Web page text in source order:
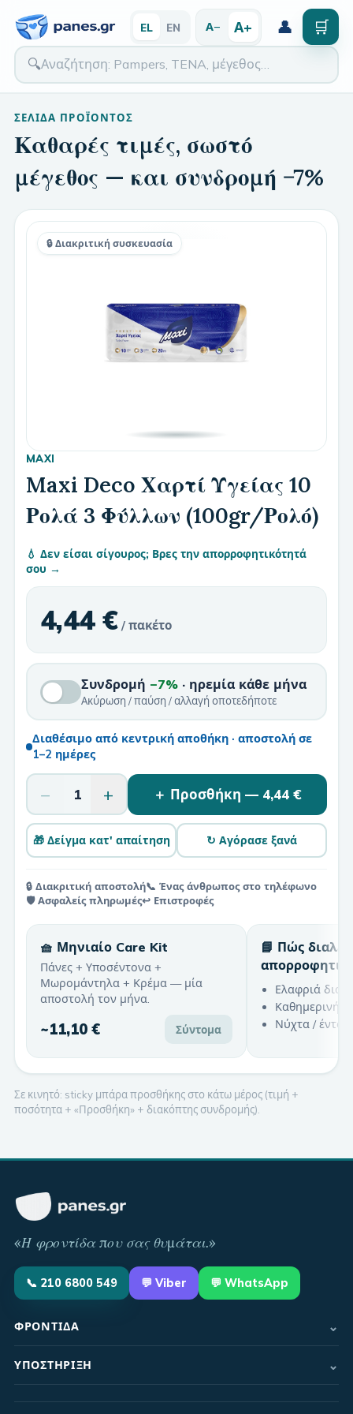
🔍
EL EN Α− Α+ 👤 🛒
ΣΕΛΊΔΑ ΠΡΟΪΌΝΤΟΣ
Καθαρές τιμές, σωστό
μέγεθος — και συνδρομή −7%
🔒 Διακριτική συσκευασία
MAXI
Maxi Deco Χαρτί Υγείας 10
Ρολά 3 Φύλλων (100gr/Ρολό)
💧 Δεν είσαι σίγουρος; Βρες την απορροφητικότητά
σου →
4,44 € / πακέτο
Συνδρομή −7%· ηρεμία κάθε μήνα
Ακύρωση / παύση / αλλαγή οποτεδήποτε
Διαθέσιμο από κεντρική αποθήκη · αποστολή σε
1–2 ημέρες
− 1 + ＋ Προσθήκη — 4,44 €
🎁 Δείγμα κατ' απαίτηση ↻ Αγόρασε ξανά
🔒 Διακριτική αποστολή📞 Ένας άνθρωπος στο τηλέφωνο
🛡️ Ασφαλείς πληρωμές↩️ Επιστροφές
🧺 Μηνιαίο Care Kit
Πάνες + Υποσέντονα +
Μωρομάντηλα + Κρέμα — μία
αποστολή τον μήνα.
~11,10 € Σύντομα
📘 Πώς
Ελαφριά
Καθημερινή
Νύχτα /
Σε κινητό: sticky μπάρα προσθήκης στο κάτω μέρος (τιμή +
ποσότητα + «Προσθήκη» + διακόπτης συνδρομής).
«Η φροντίδα που σας θυμάται.»
📞 210 6800 549 💬 Viber 💬 WhatsApp
ΦΡΟΝΤΊΔΑ ⌄
ΥΠΟΣΤΉΡΙΞΗ ⌄